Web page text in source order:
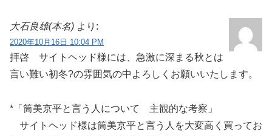
大石良雄(本名) より:
2020年10月16日 10:04 PM
拝啓 サイトヘッド様には、急激に深まる秋とは
言い難い初冬?の雰囲気の中よろしくお願いいたします。
*「筒美京平と言う人について 主観的な考察」
サイトヘッド様は筒美京平と言う人を大変高く買ってお